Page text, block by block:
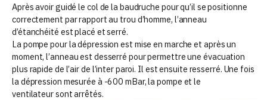
Après avoir guidé le col de la baudruche pour qu’il se positionne
correctement par rapport au trou d’homme, l’anneau
d’étanchéité est placé et serré.
La pompe pour la dépression est mise en marche et après un
moment, l’anneau est desserré pour permettre une évacuation
plus rapide de l’air de l’inter paroi. Il est ensuite resserré. Une fois
la dépression mesurée à -600 mBar, la pompe et le
ventilateur sont arrêtés.